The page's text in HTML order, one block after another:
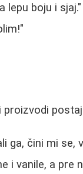
lepu boju i sjaj."
ga, čini mi se,
i vanile, a pre